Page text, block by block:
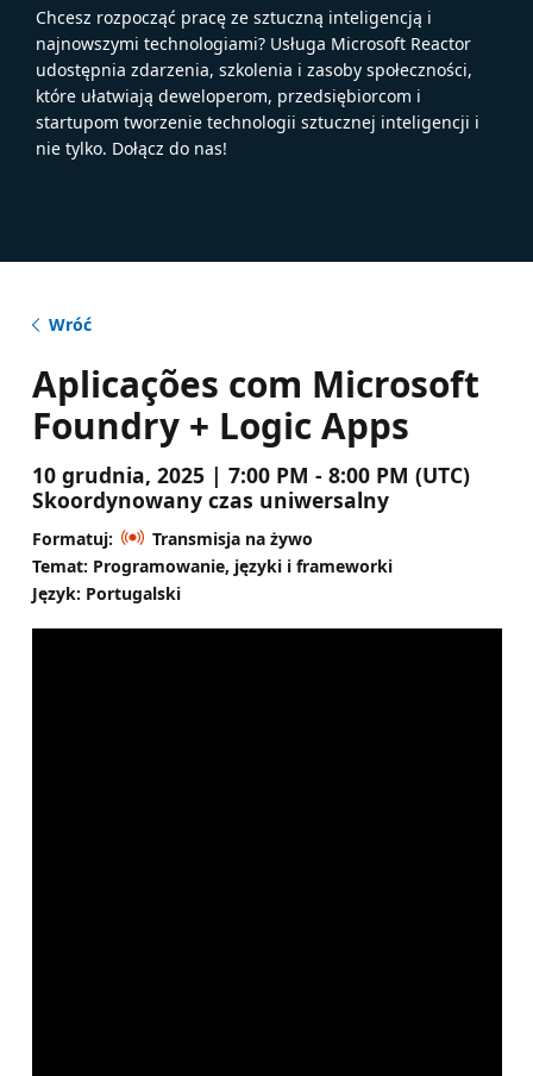
Chcesz rozpocząć pracę ze sztuczną inteligencją i
najnowszymi technologiami? Usługa Microsoft Reactor
udostępnia zdarzenia, szkolenia i zasoby społeczności,
które ułatwiają deweloperom, przedsiębiorcom i
startupom tworzenie technologii sztucznej inteligencji i
nie tylko. Dołącz do nas!
Wróć
Aplicações com Microsoft
Foundry + Logic Apps
10 grudnia, 2025 | 7:00 PM - 8:00 PM (UTC)
Skoordynowany czas uniwersalny
Formatuj:
Transmisja na żywo
Temat: Programowanie, języki i frameworki
Język: Portugalski